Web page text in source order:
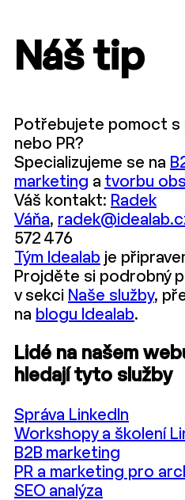
Náš tip
Potřebujete pomoct s
nebo PR?
Specializujeme se na
marketing a tvorbu
Váš kontakt: Radek
Váňa,
572 476
Tým Idealab je
Projděte si podrobný
v sekci Naše služby,
na blogu Idealab.
Lidé na našem
hledají tyto služby
Správa LinkedIn
Workshopy a školení
B2B marketing
PR a marketing pro
SEO analýza